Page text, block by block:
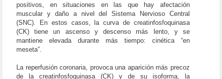
positivos, en situaciones en las que hay afectación
muscular y daño a nivel del Sistema Nervioso Central
(SNC). En estos casos, la curva de creatinfosfoquinasa
(CK) tiene un ascenso y descenso más lento, y se
mantiene elevada durante más tiempo: cinética “en
meseta”.
La reperfusión coronaria, provoca una aparición más precoz
de la creatinfosfoquinasa (CK) y de su isoforma, la